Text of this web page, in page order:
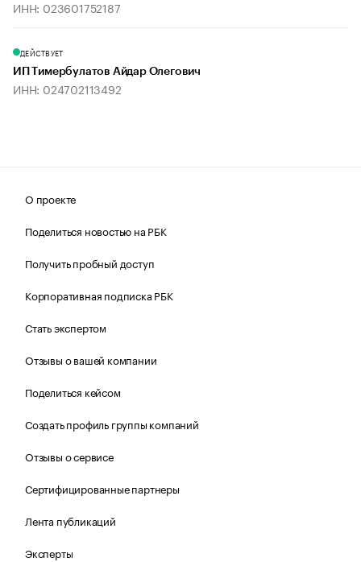
ИНН: 023601752187
ДЕЙСТВУЕТ
ИП Тимербулатов Айдар Олегович
ИНН: 024702113492
О проекте
Поделиться новостью на РБК
Получить пробный доступ
Корпоративная подписка РБК
Стать экспертом
Отзывы о вашей компании
Поделиться кейсом
Создать профиль группы компаний
Отзывы о сервисе
Сертифицированные партнеры
Лента публикаций
Эксперты